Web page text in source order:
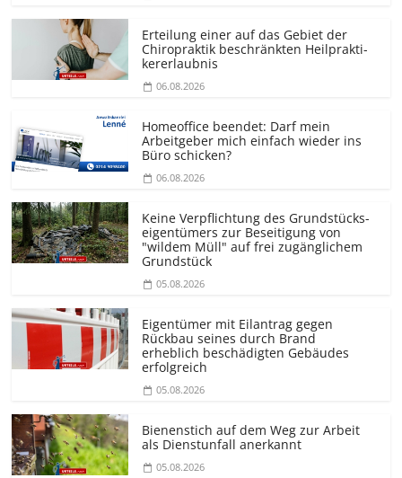
Erteilung einer auf das Gebiet der
Chiropraktik beschränkten Heilprakti­
kererlaubnis
06.08.2026
Homeoffice beendet: Darf mein
Arbeitgeber mich einfach wieder ins
Büro schicken?
06.08.2026
Keine Verpflichtung des Grundstücks­
eigentümers zur Beseitigung von
"wildem Müll" auf frei zugänglichem
Grundstück
05.08.2026
Eigentümer mit Eilantrag gegen
Rückbau seines durch Brand
erheblich beschädigten Gebäudes
erfolgreich
05.08.2026
Bienenstich auf dem Weg zur Arbeit
als Dienstunfall anerkannt
05.08.2026